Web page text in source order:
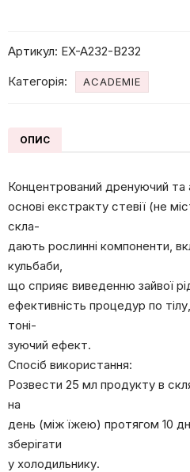
ml
ref
3206000
Артикул: EX-A232-B232
Категорія:
ACADEMIE
ОПИС
Концентрований дренуючий та
основі екстракту стевії (не
скла-
дають рослинні компоненти,
кульбаби,
що сприяє виведенню зайвої
ефективність процедур по
тоні-
зуючий ефект.
Спосіб використання:
Розвести 25 мл продукту в
на
день (між їжею) протягом 10
зберігати
у холодильнику.